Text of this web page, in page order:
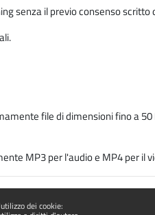
dei cookie:
senza il previo consenso
file di dimensioni fino a
MP3 per l'audio e MP4 per il